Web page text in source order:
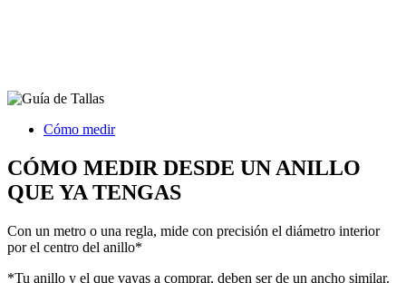
Cómo medir
CÓMO MEDIR DESDE UN ANILLO
QUE YA TENGAS
Con un metro o una regla, mide con precisión el diámetro interior
por el centro del anillo*
*Tu anillo y el que vayas a comprar, deben ser de un ancho similar.